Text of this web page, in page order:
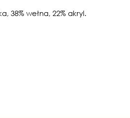
38% wełna, 22% akryl.